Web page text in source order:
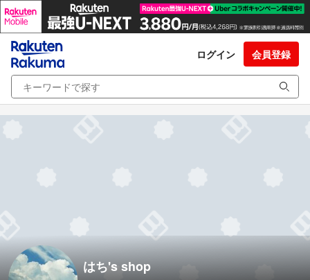
ログイン 会員登録
はち's shop